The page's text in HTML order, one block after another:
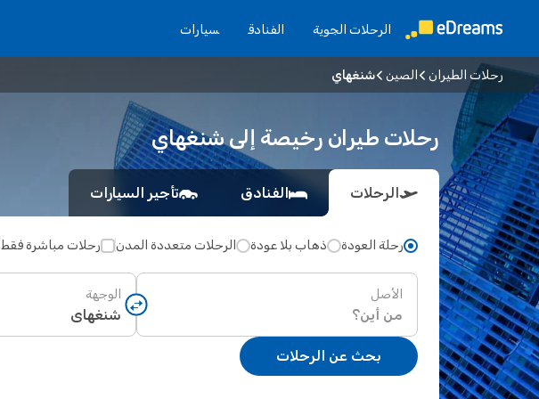
الرحلات الجوية الفنادق سيارات
رحلات الطيران الصين شنغهاي
رحلات طيران رخيصة إلى شنغهاي
الرحلات الفنادق تأجير السيارات
رحلة العودة ذهاب بلا عودة الرحلات متعددة المدن رحلات مباشرة فقط
الأصل الوجهة
بحث عن الرحلات